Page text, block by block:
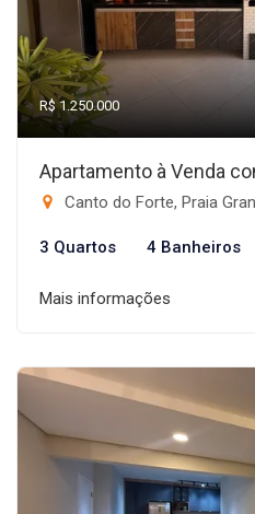
R$ 1.250.000
Apartamento à Venda
Canto do Forte, Praia
3 Quartos 4 Banheiros
Mais informações